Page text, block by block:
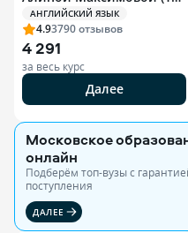
класс)
АНГЛИЙСКИЙ ЯЗЫК
4.93790отзывов
4 291
за весь курс
Далее
Московское
онлайн
Подберём топ-вузы c
поступления
ДАЛЕЕ